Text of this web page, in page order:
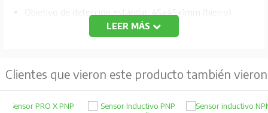
Objetivo de detección estándar: 45x45x1mm (hierro)
Frecuencia de respuesta: 200Hz
Cable estándar/material: Cable estándar
IP67
LEER MÁS
Clientes que vieron este producto también vieron